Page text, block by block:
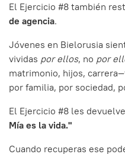
El Ejercicio #8 también
de agencia.
Jóvenes en Bielorusia
vividas por ellos, no por
matrimonio, hijos,
por familia, por sociedad,
El Ejercicio #8 les
Mía es la vida."
Cuando recuperas ese